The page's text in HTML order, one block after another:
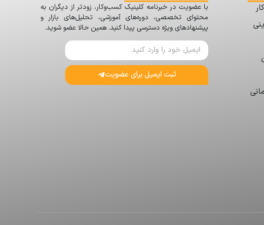
با عضویت در خبرنامه کلینیک کسب‌وکار، زودتر از دیگران به
محتوای تخصصی، دوره‌های آموزشی، تحلیل‌های بازار و
پیشنهادهای ویژه دسترسی پیدا کنید. همین حالا عضو شوید.
ثبت ایمیل برای عضویت